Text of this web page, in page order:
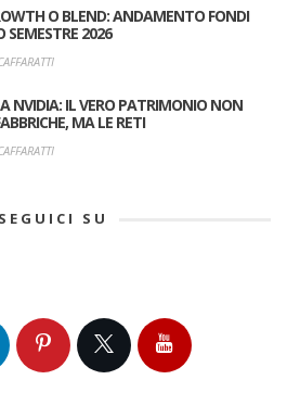
O BLEND: ANDAMENTO FONDI
SEMESTRE 2026
NVIDIA: IL VERO PATRIMONIO NON
MA LE RETI
SEGUICI SU